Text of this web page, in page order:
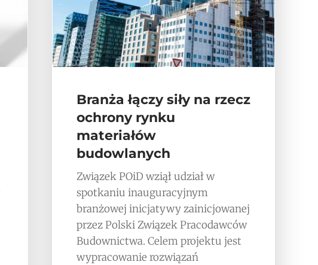
Branża łączy siły na rzecz
ochrony rynku
materiałów
budowlanych
Związek POiD wziął udział w
spotkaniu inauguracyjnym
branżowej inicjatywy zainicjowanej
przez Polski Związek Pracodawców
Budownictwa. Celem projektu jest
wypracowanie rozwiązań